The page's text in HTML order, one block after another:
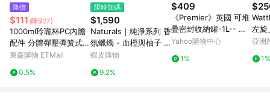
降價
$111 (降$27)
1000ml玲瓏杯PC內膽
配件 分體彈壓彈簧式內
杯適用TP200
東森購物 ETMall
0.5%
限時加碼
$1,590
Naturals｜純淨系列 香
氛蠟燭 - 血橙與柚子 4
00g 柑橘香調 室內香
嚴選
蝦皮購物
9.2%
$409
《Premier》英國 可堆
疊密封收納罐-1L-- 保
鮮罐 咖啡罐 收納罐 零
Yahoo購物中心
1%
左旋
亞洲
1%